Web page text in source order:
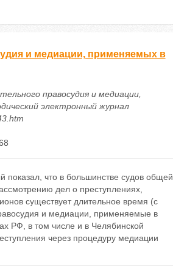
и медиации, применяемых в
правосудия и медиации,
электронный журнал
показал, что в большинстве судов общей
дел о преступлениях,
существует длительное время (с
и медиации, применяемые в
РФ, в том числе и в Челябинской
через процедуру медиации